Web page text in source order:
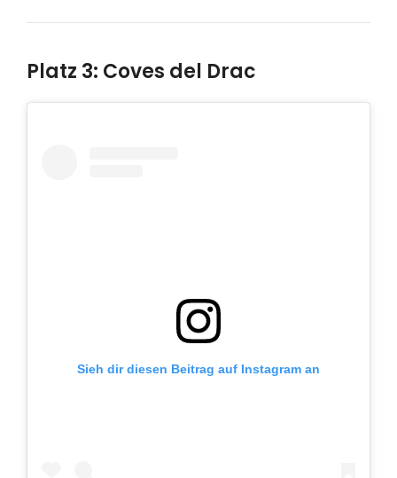
Platz 3: Coves del Drac
Sieh dir diesen Beitrag auf Instagram an